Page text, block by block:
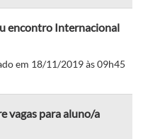
encontro Internacional
em 18/11/2019 às 09h45
vagas para aluno/a